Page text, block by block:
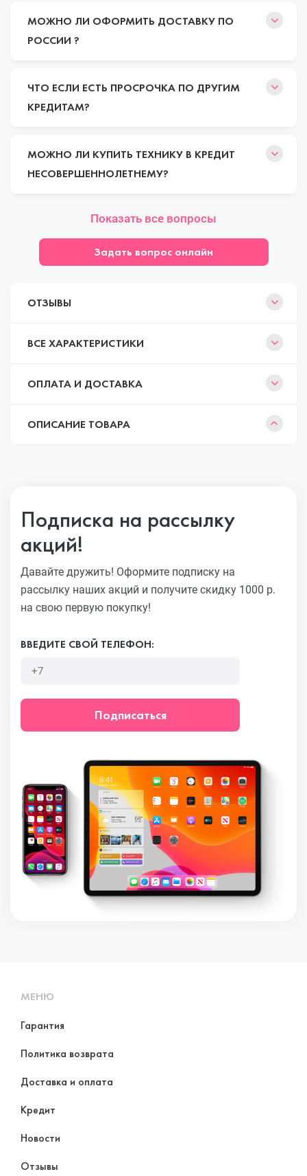
МОЖНО ЛИ ОФОРМИТЬ ДОСТАВКУ ПО
РОССИИ ?
ЧТО ЕСЛИ ЕСТЬ ПРОСРОЧКА ПО ДРУГИМ
КРЕДИТАМ?
МОЖНО ЛИ КУПИТЬ ТЕХНИКУ В КРЕДИТ
НЕСОВЕРШЕННОЛЕТНЕМУ?
Показать все вопросы
Задать вопрос онлайн
ОТЗЫВЫ
ВСЕ ХАРАКТЕРИСТИКИ
ОПЛАТА И ДОСТАВКА
ОПИСАНИЕ ТОВАРА
Подписка на рассылку
акций!
Давайте дружить! Оформите подписку на
рассылку наших акций и получите скидку 1000 р.
на свою первую покупку!
ВВЕДИТЕ СВОЙ ТЕЛЕФОН:
Подписаться
МЕНЮ
Гарантия
Политика возврата
Доставка и оплата
Кредит
Новости
Отзывы